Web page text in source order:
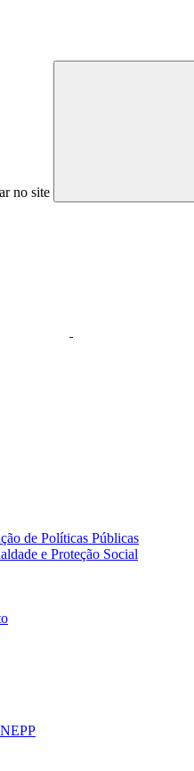
no site
de Políticas Públicas
e Proteção Social